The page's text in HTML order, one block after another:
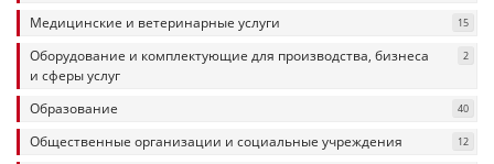
Медицинские и ветеринарные услуги 15
Оборудование и комплектующие для производства, бизнеса
и сферы услуг
2
Образование 40
Общественные организации и социальные учреждения 12